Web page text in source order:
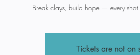
Break clays, build hope — every shot
Tickets are not on